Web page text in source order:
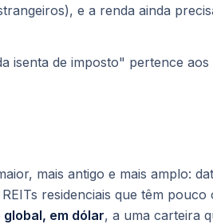
e a renda ainda
isenta de imposto" pertence
mais antigo e mais amplo:
residenciais que têm
em dólar, a uma carteira